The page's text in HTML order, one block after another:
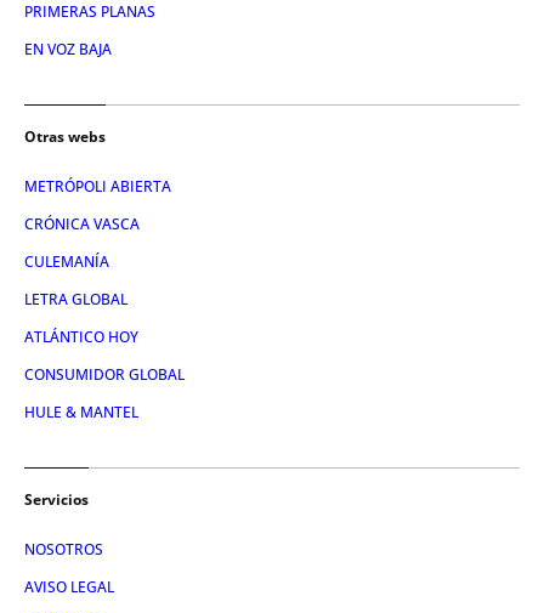
PRIMERAS PLANAS
EN VOZ BAJA
Otras webs
METRÓPOLI ABIERTA
CRÓNICA VASCA
CULEMANÍA
LETRA GLOBAL
ATLÁNTICO HOY
CONSUMIDOR GLOBAL
HULE & MANTEL
Servicios
NOSOTROS
AVISO LEGAL